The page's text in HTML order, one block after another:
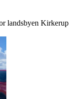
landsbyen Kirkerup